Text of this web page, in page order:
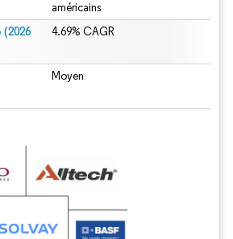
américains
(2026
4.69% CAGR
Moyen
La réutilisation nécessite une attribution sous CC